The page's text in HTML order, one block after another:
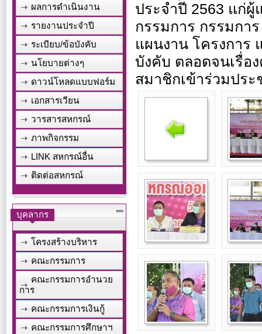
ผลการดำเนินงาน
รายงานประจำปี
ระเบียบ/ข้อบังคับ
นโยบายต่างๆ
ดาวน์โหลดแบบฟอร์ม
เอกสารเวียน
วารสารสหกรณ์
ภาพกิจกรรม
LINK สหกรณ์อื่น
ติดต่อสหกรณ์
บุคลากร
โครงสร้างบริหาร
คณะกรรมการ
คณะกรรมการอำนวย
การ
คณะกรรมการเงินกู้
คณะกรรมการศึกษาฯ
ประจำปี 2563 แก่
กรรมการ กรรมกา
แผนงาน โครงการ
บังคับ ตลอดจนเรื่อ
สมาชิกเข้าร่วมปร